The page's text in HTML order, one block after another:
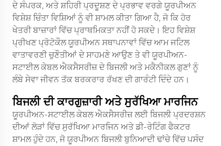
ਦੇ ਸੰਪਰਕ, ਅਤੇ ਸ਼ਹਿਰੀ ਪ੍ਰਦੂਸ਼ਣ ਦੇ ਪ੍ਰਭਾਵ ਵਰਗੇ ਯੂਰਪੀਅਨ
ਵਿਸ਼ੇਸ਼ ਚਿੰਤਾ ਵਿਸ਼ਿਆਂ ਨੂੰ ਵੀ ਸ਼ਾਮਲ ਕੀਤਾ ਗਿਆ ਹੈ, ਜੋ ਕਿ ਹੋਰ
ਖੇਤਰੀ ਬਾਜ਼ਾਰਾਂ ਵਿੱਚ ਪ੍ਰਾਥਮਿਕਤਾ ਨਹੀਂ ਹੋ ਸਕਦੇ। ਇਹ ਵਿਸ਼ੇਸ਼
ਪ੍ਰੀਖਣ ਪ੍ਰੋਟੋਕੌਲ ਯੂਰਪੀਅਨ ਸਥਾਪਨਾਵਾਂ ਵਿੱਚ ਆਮ ਜਟਿਲ
ਵਾਤਾਵਰਣੀ ਚੁਣੌਤੀਆਂ ਦੇ ਸਾਹਮਣੇ ਆਉਣ ਤੇ ਵੀ ਯੂਰਪੀਅਨ-
ਸਟਾਈਲ ਕੇਬਲ ਐਕਸੈਸਰੀਜ਼ ਦੇ ਬਿਜਲੀ ਅਤੇ ਮਕੈਨੀਕਲ ਗੁਣਾਂ ਨੂੰ
ਲੰਬੇ ਸੇਵਾ ਜੀਵਨ ਤੱਕ ਬਰਕਰਾਰ ਰੱਖਣ ਦੀ ਗਾਰੰਟੀ ਦਿੰਦੇ ਹਨ।
ਬਿਜਲੀ ਦੀ ਕਾਰਗੁਜ਼ਾਰੀ ਅਤੇ ਸੁਰੱਖਿਆ ਮਾਰਜਿਨ
ਯੂਰਪੀਅਨ-ਸਟਾਈਲ ਕੇਬਲ ਐਕਸੈਸਰੀਜ਼ ਲਈ ਬਿਜਲੀ ਪ੍ਰਦਰਸ਼ਨ
ਦੀਆਂ ਲੋੜਾਂ ਵਿੱਚ ਸੁਰੱਖਿਆ ਮਾਰਜਿਨ ਅਤੇ ਡੀ-ਰੇਟਿੰਗ ਫੈਕਟਰ
ਸ਼ਾਮਲ ਹੁੰਦੇ ਹਨ, ਜੋ ਯੂਰਪੀਅਨ ਬਿਜਲੀ ਬੁਨਿਆਦੀ ਢਾਂਚੇ ਵਿੱਚ ਪਸੰਦ